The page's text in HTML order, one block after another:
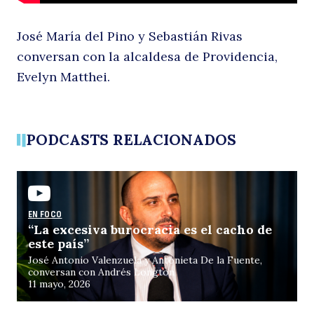
Buscar
José María del Pino y Sebastián Rivas
conversan con la alcaldesa de Providencia,
Evelyn Matthei.
PODCASTS RELACIONADOS
EN FOCO
“La excesiva burocracia es el cacho de
este país”
José Antonio Valenzuela y Antonieta De la Fuente,
conversan con Andrés Longton
11 mayo, 2026